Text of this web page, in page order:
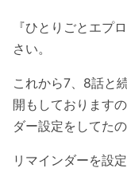
『ひとりごとエプ
さい。
これから7、8話と
開もしております
ダー設定をしてた
リマインダーを設